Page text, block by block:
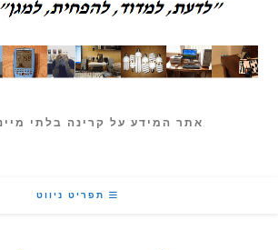
אתר המידע על קרינה בלתי מייננת
תפריט ניווט